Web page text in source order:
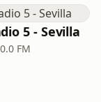
5 - Sevilla
FM